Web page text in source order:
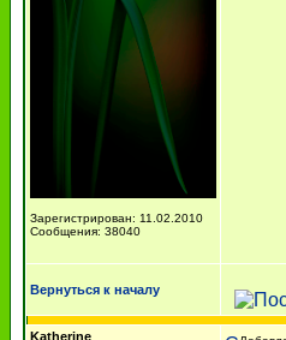
Зарегистрирован: 11.02.2010
Сообщения: 38040
Вернуться к началу
Katherine